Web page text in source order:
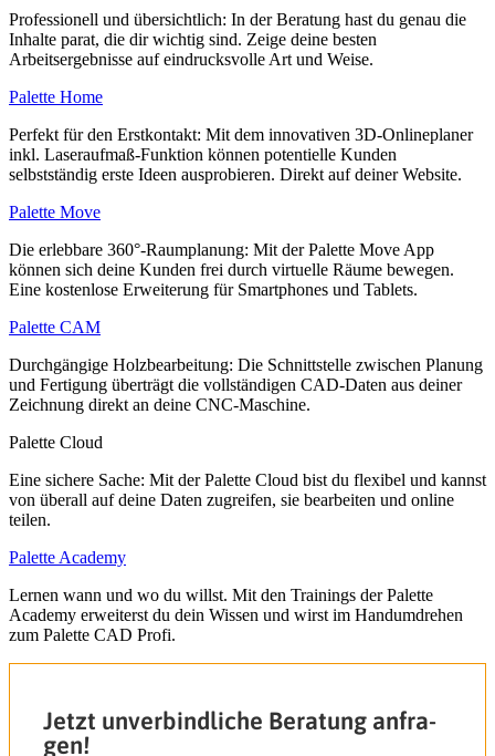
Professionell und übersichtlich: In der Beratung hast du genau die
Inhalte parat, die dir wichtig sind. Zeige deine besten
Arbeitsergebnisse auf eindrucksvolle Art und Weise.
Palette Home
Perfekt für den Erstkontakt: Mit dem innovativen 3D-Onlineplaner
inkl. Laseraufmaß-Funktion können potentielle Kunden
selbstständig erste Ideen ausprobieren. Direkt auf deiner Website.
Palette Move
Die erlebbare 360°-Raumplanung: Mit der Palette Move App
können sich deine Kunden frei durch virtuelle Räume bewegen.
Eine kostenlose Erweiterung für Smartphones und Tablets.
Palette CAM
Durchgängige Holzbearbeitung: Die Schnittstelle zwischen Planung
und Fertigung überträgt die vollständigen CAD-Daten aus deiner
Zeichnung direkt an deine CNC-Maschine.
Palette Cloud
Eine sichere Sache: Mit der Palette Cloud bist du flexibel und kannst
von überall auf deine Daten zugreifen, sie bearbeiten und online
teilen.
Palette Academy
Lernen wann und wo du willst. Mit den Trainings der Palette
Academy erweiterst du dein Wissen und wirst im Handumdrehen
zum Palette CAD Profi.
Jetzt unverbindliche Beratung an­fra­
gen!